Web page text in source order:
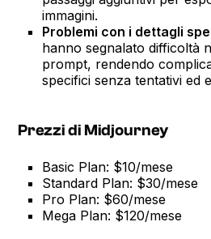
immagini.
Problemi con i dettagli
hanno segnalato difficoltà
prompt, rendendo
specifici senza tentativi ed
Prezzi di Midjourney
Basic Plan: $10/mese
Standard Plan: $30/mese
Pro Plan: $60/mese
Mega Plan: $120/mese